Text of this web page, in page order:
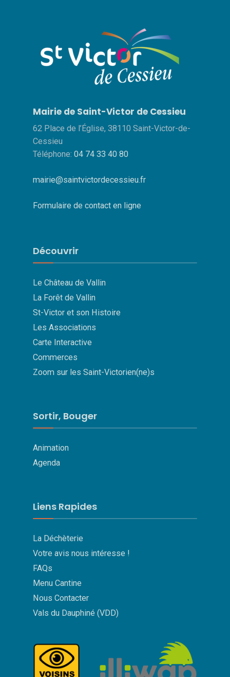
Mairie de Saint-Victor de Cessieu
62 Place de l’Église, 38110 Saint-Victor-de-
Cessieu
Téléphone: 04 74 33 40 80
mairie@saintvictordecessieu.fr
Formulaire de contact en ligne
Découvrir
Le Château de Vallin
La Forêt de Vallin
St-Victor et son Histoire
Les Associations
Carte Interactive
Commerces
Zoom sur les Saint-Victorien(ne)s
Sortir, Bouger
Animation
Agenda
Liens Rapides
La Déchèterie
Votre avis nous intéresse !
FAQs
Menu Cantine
Nous Contacter
Vals du Dauphiné (VDD)